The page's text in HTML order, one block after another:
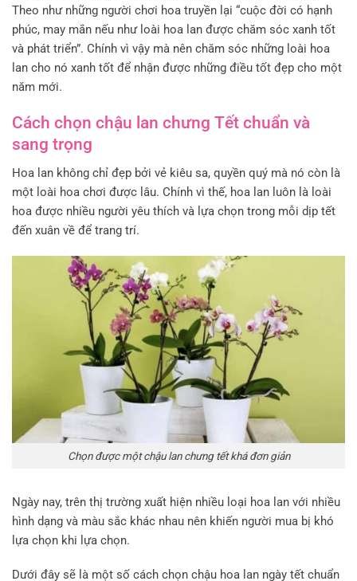
Theo như những người chơi hoa truyền lại “cuộc đời có hạnh
phúc, may mắn nếu như loài hoa lan được chăm sóc xanh tốt
và phát triển”. Chính vì vậy mà nên chăm sóc những loài hoa
lan cho nó xanh tốt để nhận được những điều tốt đẹp cho một
năm mới.
Cách chọn chậu lan chưng Tết chuẩn và
sang trọng
Hoa lan không chỉ đẹp bởi vẻ kiêu sa, quyền quý mà nó còn là
một loài hoa chơi được lâu. Chính vì thế, hoa lan luôn là loài
hoa được nhiều người yêu thích và lựa chọn trong mỗi dịp tết
đến xuân về để trang trí.
Chọn được một chậu lan chưng tết khá đơn giản
Ngày nay, trên thị trường xuất hiện nhiều loại hoa lan với nhiều
hình dạng và màu sắc khác nhau nên khiến người mua bị khó
lựa chọn khi lựa chọn.
Dưới đây sẽ là một số cách chọn chậu hoa lan ngày tết chuẩn